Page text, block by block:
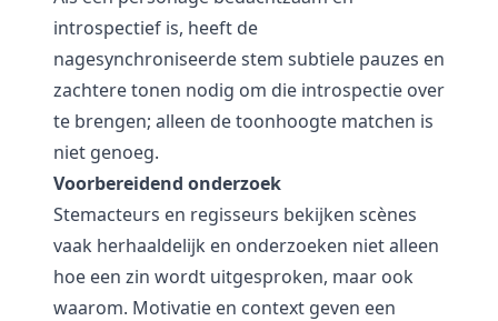
introspectief is, heeft de
nagesynchroniseerde stem subtiele pauzes en
zachtere tonen nodig om die introspectie over
te brengen; alleen de toonhoogte matchen is
niet genoeg.
Voorbereidend onderzoek
Stemacteurs en regisseurs bekijken scènes
vaak herhaaldelijk en onderzoeken niet alleen
hoe een zin wordt uitgesproken, maar ook
waarom. Motivatie en context geven een